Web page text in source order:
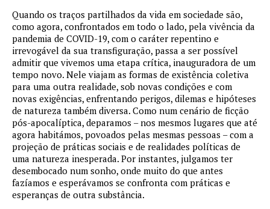
Quando os traços partilhados da vida em sociedade são,
como agora, confrontados em todo o lado, pela vivência da
pandemia de COVID-19, com o caráter repentino e
irrevogável da sua transfiguração, passa a ser possível
admitir que vivemos uma etapa crítica, inauguradora de um
tempo novo. Nele viajam as formas de existência coletiva
para uma outra realidade, sob novas condições e com
novas exigências, enfrentando perigos, dilemas e hipóteses
de natureza também diversa. Como num cenário de ficção
pós-apocalíptica, deparamos – nos mesmos lugares que até
agora habitámos, povoados pelas mesmas pessoas – com a
projeção de práticas sociais e de realidades políticas de
uma natureza inesperada. Por instantes, julgamos ter
desembocado num sonho, onde muito do que antes
fazíamos e esperávamos se confronta com práticas e
esperanças de outra substância.